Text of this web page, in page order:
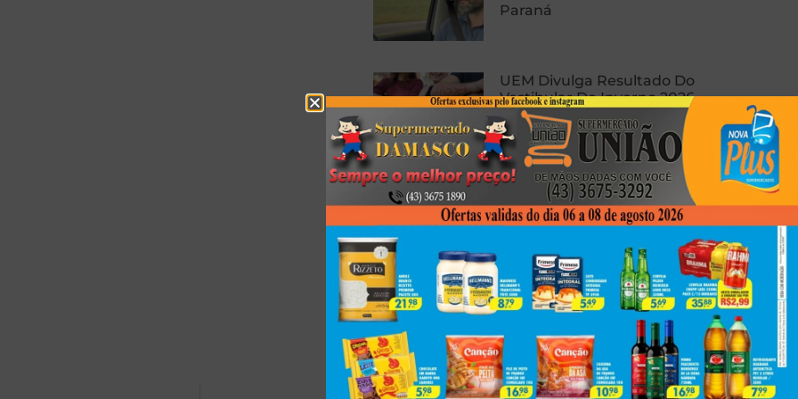
Paraná
UEM Divulga Resultado Do
Vestibular De Inverno 2026
A Economia Da Saúde
Suplementar E A Arquitetura Da
Cobertura Hospitalar: Uma
Análise Estratégica Da Proteção
De Alto Risco
Next